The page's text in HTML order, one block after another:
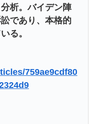
析。バイデン陣
であり、本格的
る。
759ae9cdf80